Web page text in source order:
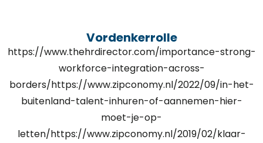
Vordenkerrolle
https://www.thehrdirector.com/importance-strong-
workforce-integration-across-
borders/https://www.zipconomy.nl/2022/09/in-het-
buitenland-talent-inhuren-of-aannemen-hier-
moet-je-op-
letten/https://www.zipconomy.nl/2019/02/klaar-